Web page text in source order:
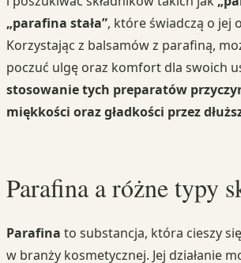
„parafina stała”, które świadczą o jej
Korzystając z balsamów z parafiną,
poczuć ulgę oraz komfort dla swoich
stosowanie tych preparatów
miękkości oraz gładkości przez
Parafina a różne typy
Parafina to substancja, która cieszy
w branży kosmetycznej. Jej działanie